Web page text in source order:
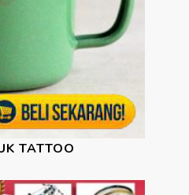
TATTOO